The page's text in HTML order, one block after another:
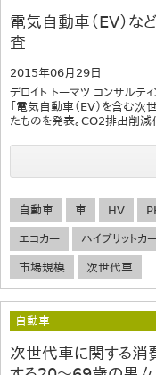
電気自動車（EV）
査
2015年06月29日
デロイト トーマツ コンサルテ
「電気自動車（EV）を含む
たものを発表。CO2排出削
自動車 車 HV
エコカー ハイブリットカ
市場規模 次世代車
自動車
次世代車に関する